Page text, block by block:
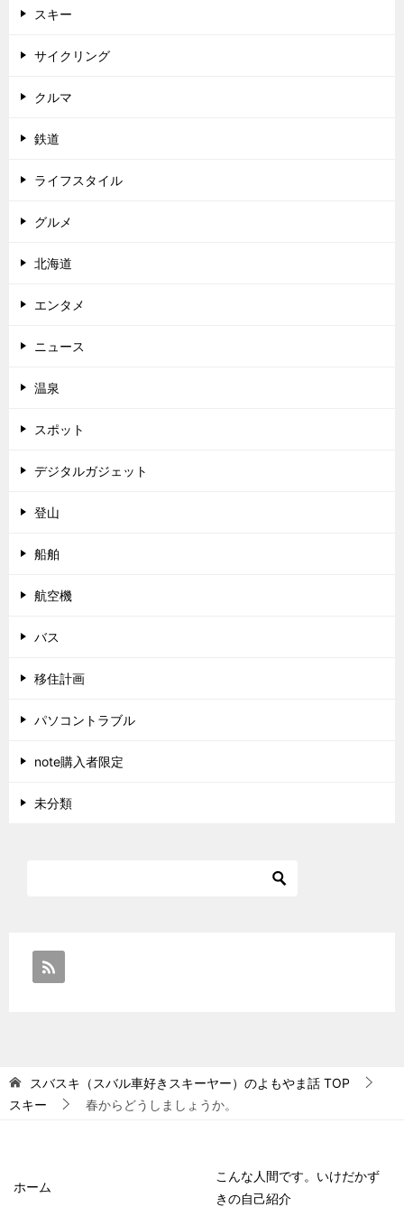
スキー
サイクリング
クルマ
鉄道
ライフスタイル
グルメ
北海道
エンタメ
ニュース
温泉
スポット
デジタルガジェット
登山
船舶
航空機
バス
移住計画
パソコントラブル
note購入者限定
未分類
スバスキ（スバル車好きスキーヤー）のよもやま話 TOP
スキー
春からどうしましょうか。
ホーム
こんな人間です。いけだかず
きの自己紹介